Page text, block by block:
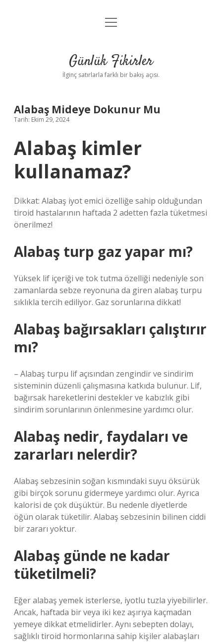
Anasayfa
Yasal Uyarı
menüyü
Günlük Fikirler
İlginç satırlarla farklı bir bakış açısı.
Alabaş Mideye Dokunur Mu
Tarih: Ekim 29, 2024
Alabaş kimler
kullanamaz?
Dikkat: Alabaş iyot emici özelliğe sahip olduğundan
tiroid hastalarının haftada 2 adetten fazla tüketmesi
önerilmez!
Alabaş turp gaz yapar mı?
Yüksek lif içeriği ve tok tutma özelliği nedeniyle son
zamanlarda sebze reyonuna da giren alabaş turpu
sıklıkla tercih ediliyor. Gaz sorunlarına dikkat!
Alabaş bağırsakları çalıştırır
mı?
– Alabaş turpu lif açısından zengindir ve sindirim
sisteminin düzenli çalışmasına katkıda bulunur. Lif,
bağırsak hareketlerini destekler ve kabızlık gibi
sindirim sorunlarının önlenmesine yardımcı olur.
Alabaş nedir, faydaları ve
zararları nelerdir?
Alabaş sebzesinin soğan kısmındaki suyu öksürük
gibi birçok sorunu gidermeye yardımcı olur. Ayrıca
kalorisi de çok düşüktür. Bu nedenle diyetlerde
öğün olarak tüketilir. Alabaş sebzesinin bilinen ciddi
bir zararı yoktur.
Alabaş günde ne kadar
tüketilmeli?
Eğer alabaş yemek isterlerse, iyotlu tuzla yiyebilirler.
Ancak, haftada bir veya iki kez aşırıya kaçmadan
yemeye dikkat etmelidirler. Aynı sebepten dolayı,
sağlıklı tiroid hormonlarına sahip kişiler alabaşları